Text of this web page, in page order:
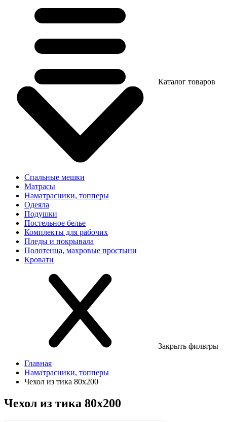
Каталог товаров
Спальные мешки
Матрасы
Наматрасники, топперы
Одеяла
Подушки
Постельное белье
Комплекты для рабочих
Пледы и покрывала
Полотенца, махровые простыни
Кровати
Закрыть фильтры
Главная
Наматрасники, топперы
Чехол из тика 80х200
Чехол из тика 80х200